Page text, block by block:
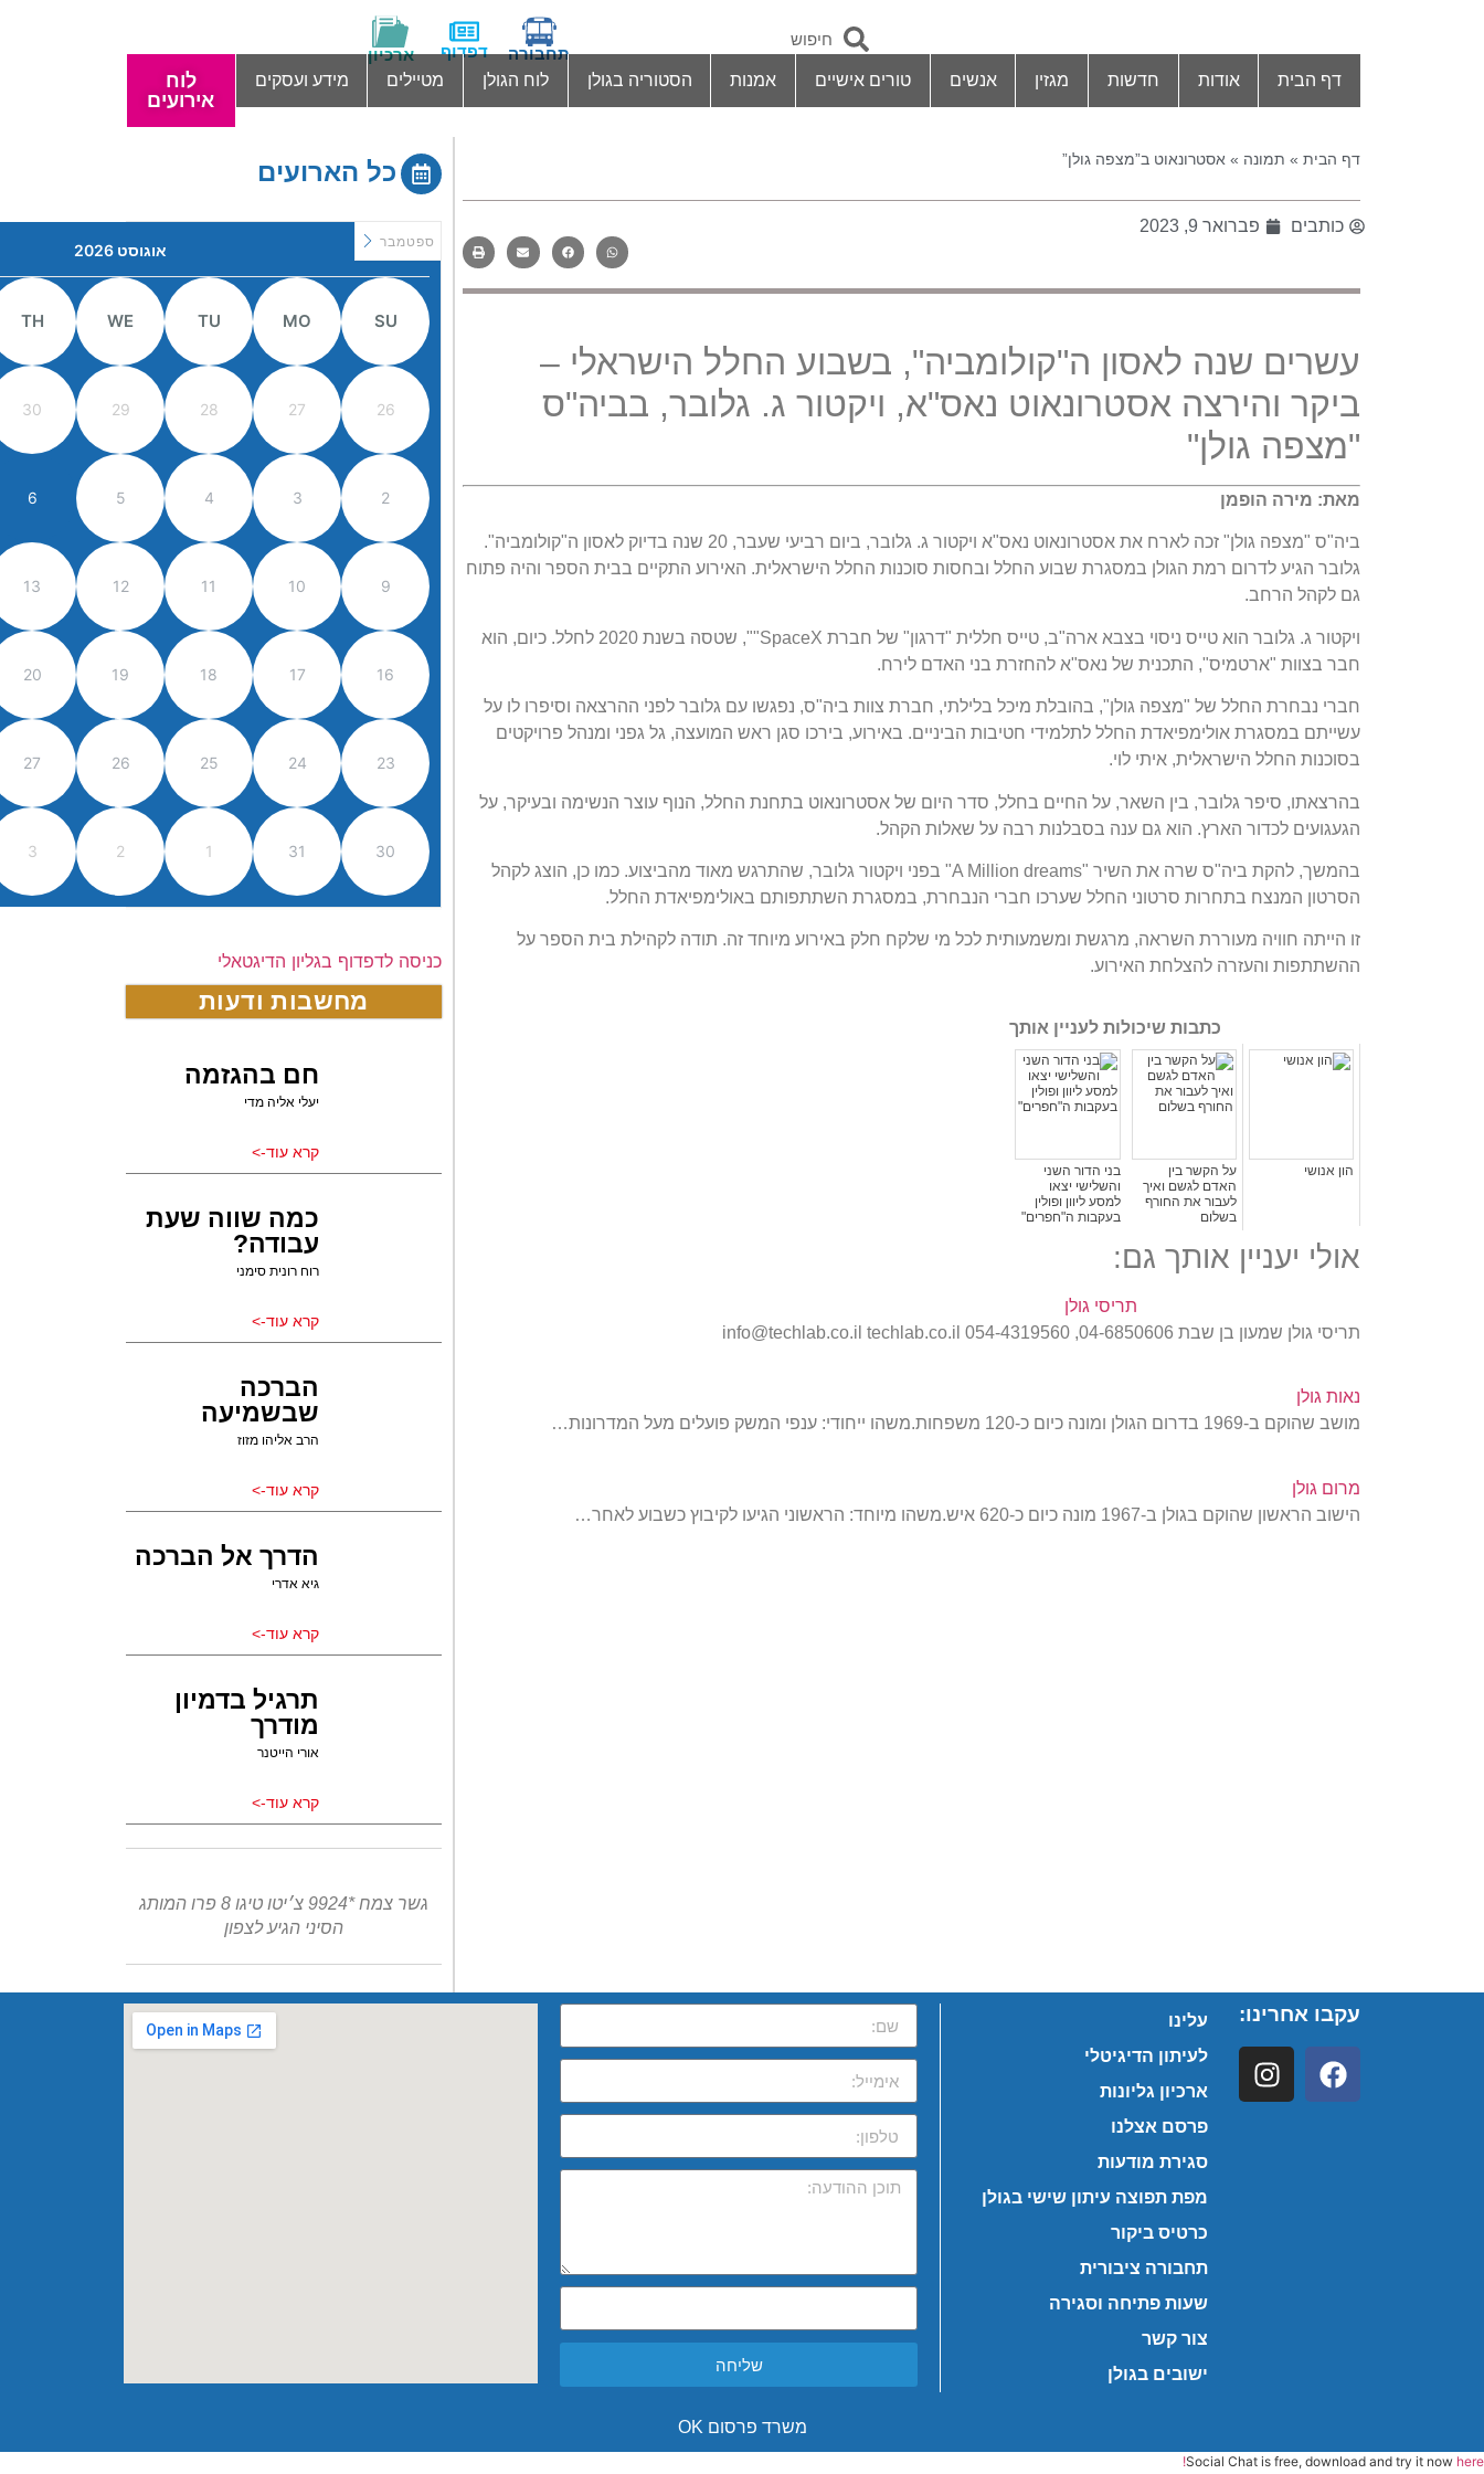
תחבורה דפדוף
ארכיון
דף הבית
אודות חדשות מגזין אנשים טורים אישיים אמנות הסטוריה בגולן לוח הגולן מטיילים מידע ועסקים
לוח
אירועים
דף הבית » תמונה » אסטרונאוט ב”מצפה גולן”
כותבים פברואר 9, 2023
עשרים שנה לאסון ה"קולומביה", בשבוע החלל הישראלי –
ביקר והירצה אסטרונאוט נאס"א, ויקטור ג. גלובר, בביה"ס
"מצפה גולן"
מאת: מירה הופמן
ביה"ס "מצפה גולן" זכה לארח את אסטרונאוט נאס"א ויקטור ג. גלובר, ביום רביעי שעבר, 20 שנה בדיוק לאסון ה"קולומביה".
גלובר הגיע לדרום רמת הגולן במסגרת שבוע החלל ובחסות סוכנות החלל הישראלית. האירוע התקיים בבית הספר והיה פתוח
גם לקהל הרחב.
ויקטור ג. גלובר הוא טייס ניסוי בצבא ארה"ב, טייס חללית "דרגון" של חברת שטסה בשנת לחלל. כיום, הוא
חבר בצוות "ארטמיס", התכנית של נאס"א להחזרת בני האדם לירח.
חברי נבחרת החלל של "מצפה גולן", בהובלת מיכל בלילתי, חברת צוות ביה"ס, נפגשו עם גלובר לפני ההרצאה וסיפרו לו על
עשייתם במסגרת אולימפיאדת החלל לתלמידי חטיבות הביניים. באירוע, בירכו סגן ראש המועצה, גל גפני ומנהל פרויקטים
בסוכנות החלל הישראלית, איתי לוי.
בהרצאתו, סיפר גלובר, בין השאר, על החיים בחלל, סדר היום של אסטרונאוט בתחנת החלל, הנוף עוצר הנשימה ובעיקר, על
הגעגועים לכדור הארץ. הוא גם ענה בסבלנות רבה על שאלות הקהל.
בהמשך, להקת ביה"ס שרה את השיר "A Million dreams" בפני ויקטור גלובר, שהתרגש מאוד מהביצוע. כמו כן, הוצג לקהל
הסרטון המנצח בתחרות סרטוני החלל שערכו חברי הנבחרת, במסגרת השתתפותם באולימפיאדת החלל.
זו הייתה חוויה מעוררת השראה, מרגשת ומשמעותית לכל מי שלקח חלק באירוע מיוחד זה. תודה לקהילת בית הספר על
ההשתתפות והעזרה להצלחת האירוע.
כתבות שיכולות לעניין אותך
הון אנושי
על הקשר בין
האדם לגשם ואיך
לעבור את החורף
בשלום
בני הדור השני
והשלישי יצאו
למסע ליוון ופולין
בעקבות ה"חפרים"
אולי יעניין אותך גם:
תריסי גולן
תריסי גולן שמעון בן שבת 04-6850606, 054-4319560 info@techlab.co.il techlab.co.il
נאות גולן
מושב שהוקם ב-1969 בדרום הגולן ומונה כיום כ-120 משפחות.משהו ייחודי: ענפי המשק פועלים מעל המדרונות…
מרום גולן
הישוב הראשון שהוקם בגולן ב-1967 מונה כיום כ-620 איש.משהו מיוחד: הראשוני הגיעו לקיבוץ כשבוע לאחר…
כל הארועים
אוגוסט 2026 ספטמבר
SU
MO
TU
WE
TH
26
27
28
29
30
2
3
4
5
6
9
10
11
12
13
16
17
18
19
20
23
24
25
26
27
30
31
1
2
3
כניסה לדפדוף בגליון הדיגטאלי
מחשבות ודעות
חם בהגזמה
יעלי אליה מדי
קרא עוד->
כמה שווה שעת
עבודה?
רוח רונית סימני
קרא עוד->
הברכה
שבשמיעה
הרב אליהו מזוז
קרא עוד->
הדרך אל הברכה
גיא אדרי
קרא עוד->
תרגיל בדמיון
מודרך
אורי הייטנר
קרא עוד->
גשר צמח *9924 צ׳יטו טיגו 8 פרו המותג
הסיני הגיע לצפון
עקבו אחרינו:
עלינו
לעיתון הדיגיטלי
ארכיון גליונות
פרסם אצלנו
סגירת מודעות
מפת תפוצה עיתון שישי בגולן
כרטיס ביקור
תחבורה ציבורית
שעות פתיחה וסגירה
צור קשר
ישובים בגולן
שליחה
משרד פרסום OK
Social Chat is free, download and try it now here!